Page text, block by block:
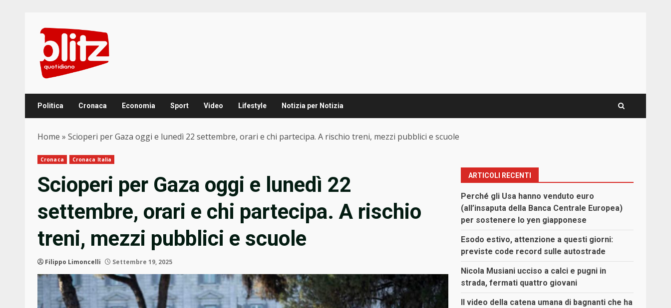
content
Politica Cronaca Economia Sport Video Lifestyle Notizia per Notizia
Home » Scioperi per Gaza oggi e lunedì 22 settembre, orari e chi partecipa. A rischio treni, mezzi pubblici e scuole
Cronaca Cronaca Italia
Scioperi per Gaza oggi e lunedì 22
settembre, orari e chi partecipa. A rischio
treni, mezzi pubblici e scuole
Filippo Limoncelli Settembre 19, 2025
ARTICOLI RECENTI
Perché gli Usa hanno venduto euro
(all’insaputa della Banca Centrale Europea)
per sostenere lo yen giapponese
Esodo estivo, attenzione a questi giorni:
previste code record sulle autostrade
Nicola Musiani ucciso a calci e pugni in
strada, fermati quattro giovani
Il video della catena umana di bagnanti che ha